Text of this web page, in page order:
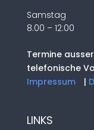
Samstag
8.00 – 12:00
Termine
telefonische
Impressum
|
LINKS